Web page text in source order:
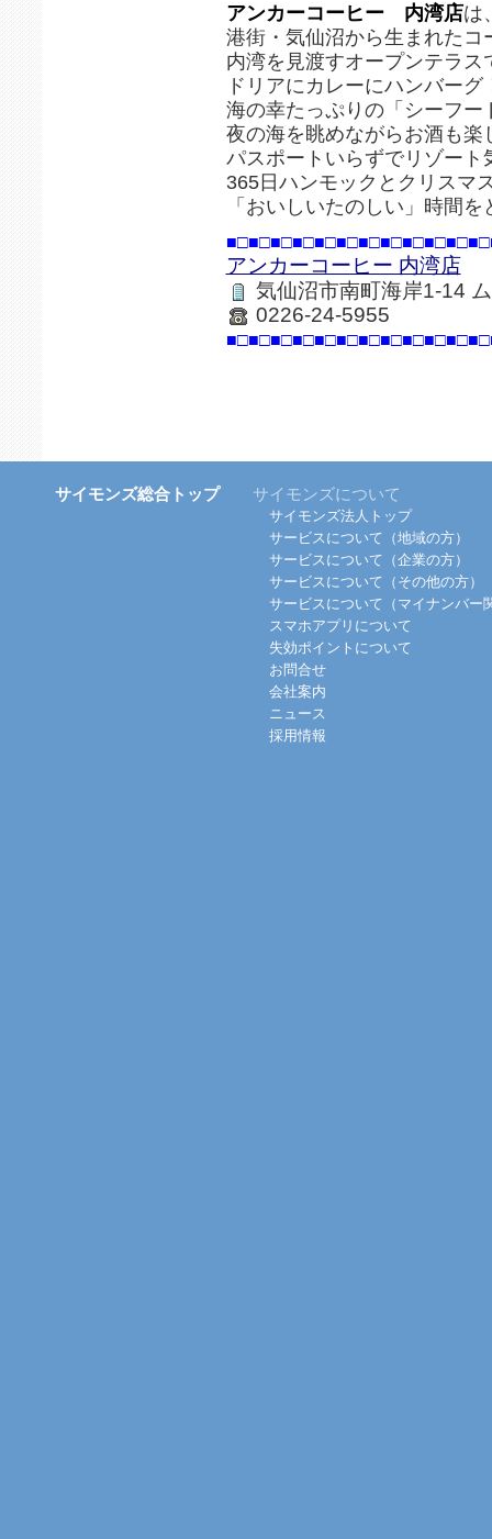
アンカーコーヒー 内湾店は
港街・気仙沼から生まれたコ
内湾を見渡すオープンテラス
ドリアにカレーにハンバーグ
海の幸たっぷりの「シーフー
夜の海を眺めながらお酒も楽
パスポートいらずでリゾート
365日ハンモックとクリスマ
「おいしいたのしい」時間を
アンカーコーヒー 内湾店
気仙沼市南町海岸1-14
0226-24-5955
サイモンズ総合トップ サイモンズについて
サイモンズ法人トップ
サービスについて（地域の方）
サービスについて（企業の方）
サービスについて（その他の方）
サービスについて（マイナンバー
スマホアプリについて
失効ポイントについて
お問合せ
会社案内
ニュース
採用情報